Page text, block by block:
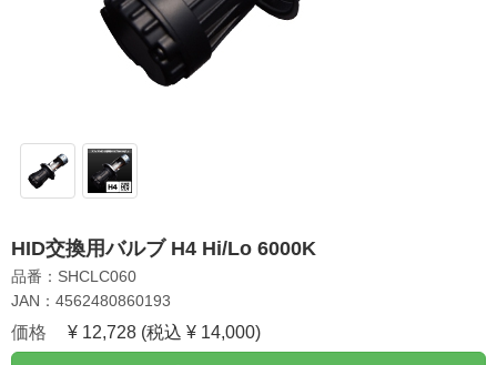
HID交換用バルブ H4 Hi/Lo 6000K
品番：SHCLC060
JAN：4562480860193
価格 ¥ 12,728 (税込 ¥ 14,000)